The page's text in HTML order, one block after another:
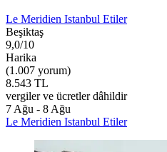
Le Meridien Istanbul Etiler
Beşiktaş
9,0/10
Harika
(1.007 yorum)
8.543 TL
vergiler ve ücretler dâhildir
7 Ağu - 8 Ağu
Le Meridien Istanbul Etiler